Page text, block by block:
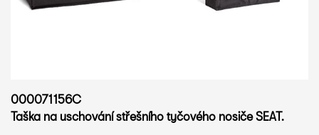
000071156C
Taška na uschování střešního tyčového nosiče SEAT.